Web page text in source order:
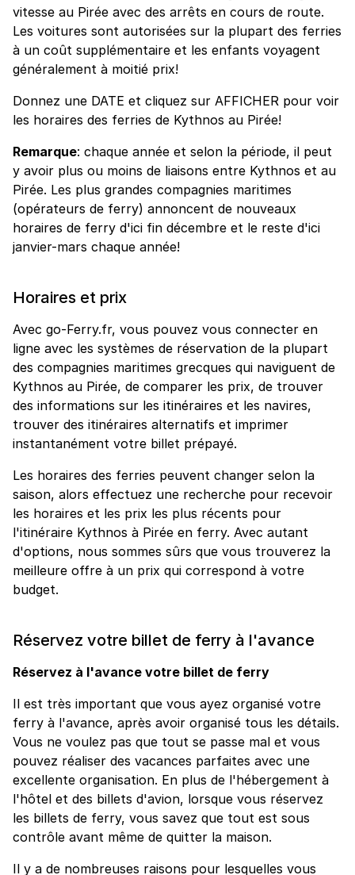
vitesse au Pirée avec des arrêts en cours de route.
Les voitures sont autorisées sur la plupart des ferries
à un coût supplémentaire et les enfants voyagent
généralement à moitié prix!
Donnez une DATE et cliquez sur AFFICHER pour voir
les horaires des ferries de Kythnos au Pirée!
Remarque: chaque année et selon la période, il peut
y avoir plus ou moins de liaisons entre Kythnos et au
Pirée. Les plus grandes compagnies maritimes
(opérateurs de ferry) annoncent de nouveaux
horaires de ferry d'ici fin décembre et le reste d'ici
janvier-mars chaque année!
Horaires et prix
Avec go-Ferry.fr, vous pouvez vous connecter en
ligne avec les systèmes de réservation de la plupart
des compagnies maritimes grecques qui naviguent de
Kythnos au Pirée, de comparer les prix, de trouver
des informations sur les itinéraires et les navires,
trouver des itinéraires alternatifs et imprimer
instantanément votre billet prépayé.
Les horaires des ferries peuvent changer selon la
saison, alors effectuez une recherche pour recevoir
les horaires et les prix les plus récents pour
l'itinéraire Kythnos à Pirée en ferry. Avec autant
d'options, nous sommes sûrs que vous trouverez la
meilleure offre à un prix qui correspond à votre
budget.
Réservez votre billet de ferry à l'avance
Réservez à l'avance votre billet de ferry
Il est très important que vous ayez organisé votre
ferry à l'avance, après avoir organisé tous les détails.
Vous ne voulez pas que tout se passe mal et vous
pouvez réaliser des vacances parfaites avec une
excellente organisation. En plus de l'hébergement à
l'hôtel et des billets d'avion, lorsque vous réservez
les billets de ferry, vous savez que tout est sous
contrôle avant même de quitter la maison.
Il y a de nombreuses raisons pour lesquelles vous